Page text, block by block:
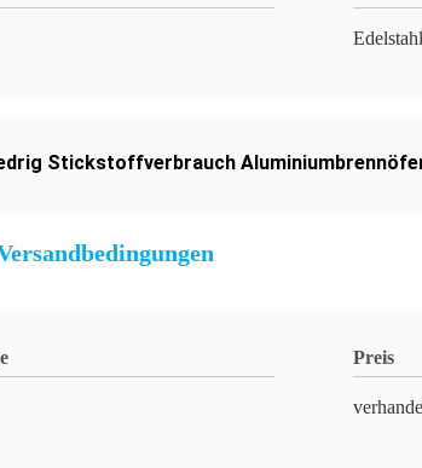
Stickstoffverbrauch
Preis